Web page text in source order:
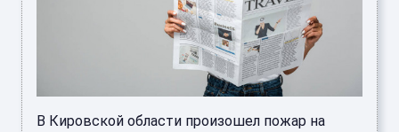
В Кировской области произошел пожар на